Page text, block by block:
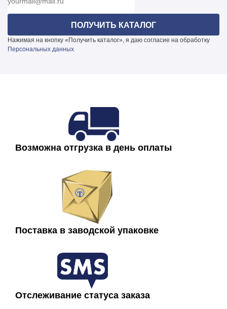
Нажимая на кнопку «Получить каталог», я даю согласие на обработку
Персональных данных
Возможна отгрузка в день оплаты
Поставка в заводской упаковке
Отслеживание статуса заказа